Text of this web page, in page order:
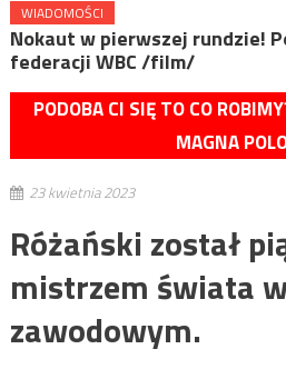
WIADOMOŚCI
Nokaut w pierwszej rundzie!
federacji WBC /film/
PODOBA CI SIĘ TO CO
MAGNA
23 kwietnia 2023
Różański został
mistrzem świata
zawodowym.